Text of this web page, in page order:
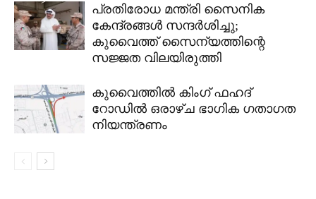
പ്രതിരോധ മന്ത്രി സൈനിക
കേന്ദ്രങ്ങൾ സന്ദർശിച്ചു;
കുവൈത്ത് സൈന്യത്തിന്റെ
സജ്ജത വിലയിരുത്തി
കുവൈത്തിൽ കിംഗ് ഫഹദ്
റോഡിൽ ഒരാഴ്ച ഭാഗിക ഗതാഗത
നിയന്ത്രണം